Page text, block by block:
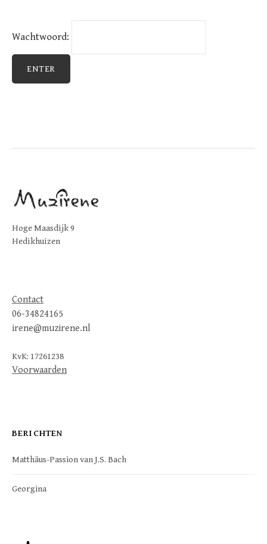
Wachtwoord:
Hoge Maasdijk 9
Hedikhuizen
Contact
06-34824165
irene@muzirene.nl
KvK: 17261238
Voorwaarden
BERICHTEN
Matthäus-Passion van J.S. Bach
Georgina